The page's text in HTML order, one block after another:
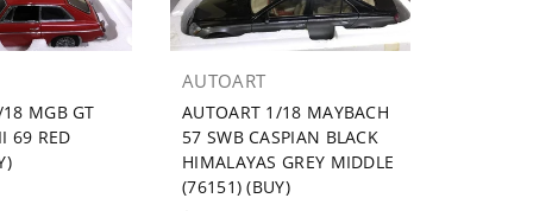
MGB GT
69 RED
AUTOART
AUTOART 1/18 MAYBACH
57 SWB CASPIAN BLACK
HIMALAYAS GREY MIDDLE
(76151) (BUY)